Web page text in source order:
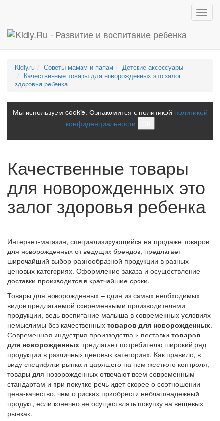
Kidly.ru Советы мамам и папам
Детские аксессуары
Качественные товары для новорожденных это залог
здоровья ребенка
Мы используем cookie. Ознакомится с политикой политикой
конфиденциальности
Качественные товары
для новорожденных это
залог здоровья ребенка
Интернет-магазин, специализирующийся на продаже товаров
для новорожденных от ведущих брендов, предлагает
широчайший выбор разнообразной продукции в разных
ценовых категориях. Оформление заказа и осуществление
доставки производится в кратчайшие сроки.
Товары для новорожденных – один из самых необходимых
видов предлагаемой современными производителями
продукции, ведь воспитание малыша в современных условиях
немыслимы без качественных товаров для новорожденных.
Современная индустрия производства и поставки товаров
для новорожденных предлагает потребителю широкий ряд
продукции в различных ценовых категориях. Как правило, в
виду специфики рынка и царящего на нем жесткого контроля,
товары для новорожденных отвечают всем современным
стандартам и при покупке речь идет скорее о соотношении
цена-качество, чем о рисках приобрести неблагонадежный
продукт, если конечно не осуществлять покупку на вещевых
рынках.